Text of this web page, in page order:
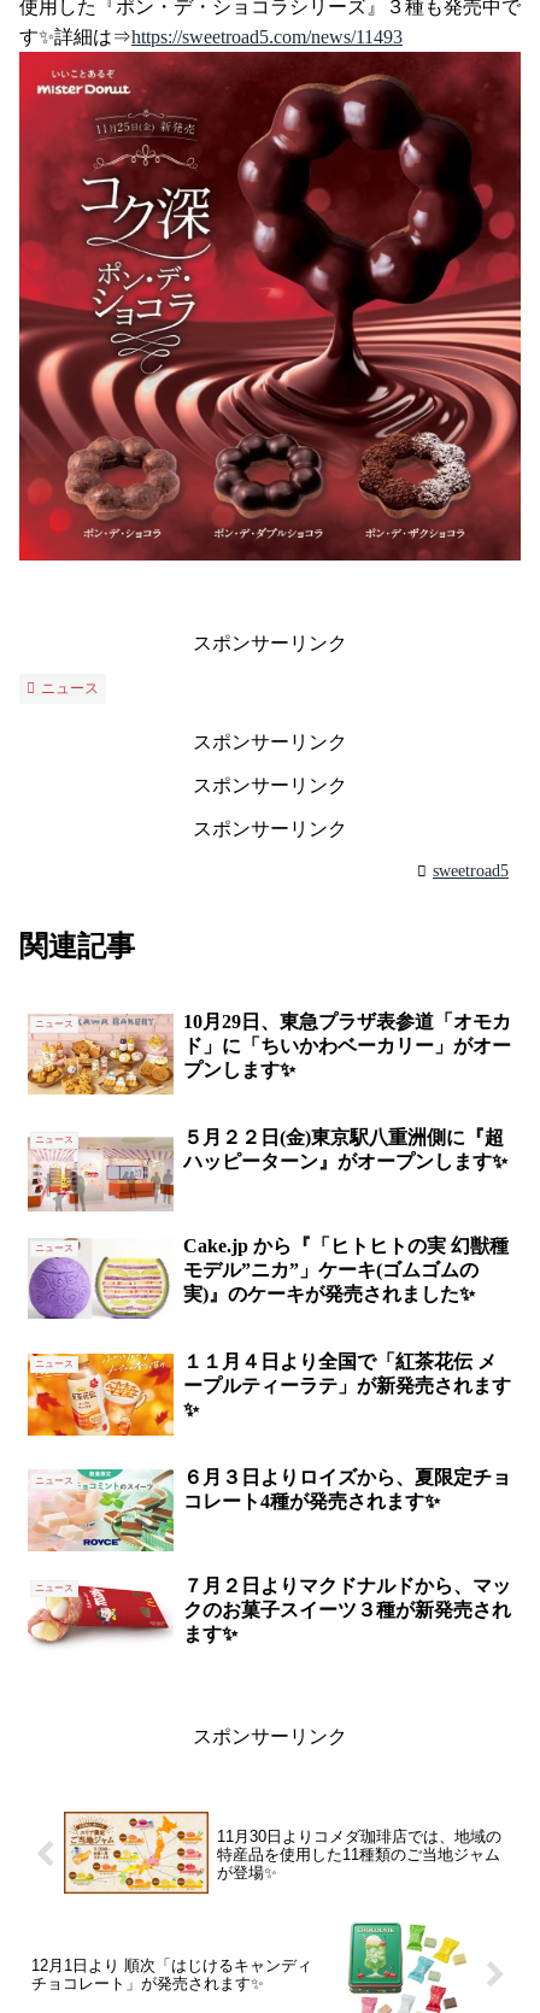
使用した『ポン・デ・ショコラシリーズ』３種も発売中で
す✨詳細は⇒https://sweetroad5.com/news/11493
スポンサーリンク
ニュース
スポンサーリンク
スポンサーリンク
スポンサーリンク
sweetroad5
関連記事
ニュース
10月29日、東急プラザ表参道「オモカ
ド」に「ちいかわベーカリー」がオー
プンします✨
ニュース
５月２２日(金)東京駅八重洲側に『超
ハッピーターン』がオープンします✨
ニュース
Cake.jp から『「ヒトヒトの実 幻獣種
モデル”ニカ”」ケーキ(ゴムゴムの
実)』のケーキが発売されました✨
ニュース
１１月４日より全国で「紅茶花伝 メ
ープルティーラテ」が新発売されます
✨
ニュース
６月３日よりロイズから、夏限定チョ
コレート4種が発売されます✨
ニュース
７月２日よりマクドナルドから、マッ
クのお菓子スイーツ３種が新発売され
ます✨
スポンサーリンク
11月30日よりコメダ珈琲店では、地域の
特産品を使用した11種類のご当地ジャム
が登場✨
12月1日より 順次「はじけるキャンディ
チョコレート」が発売されます✨